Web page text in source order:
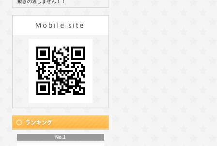
動きの逃しません！！
No.1